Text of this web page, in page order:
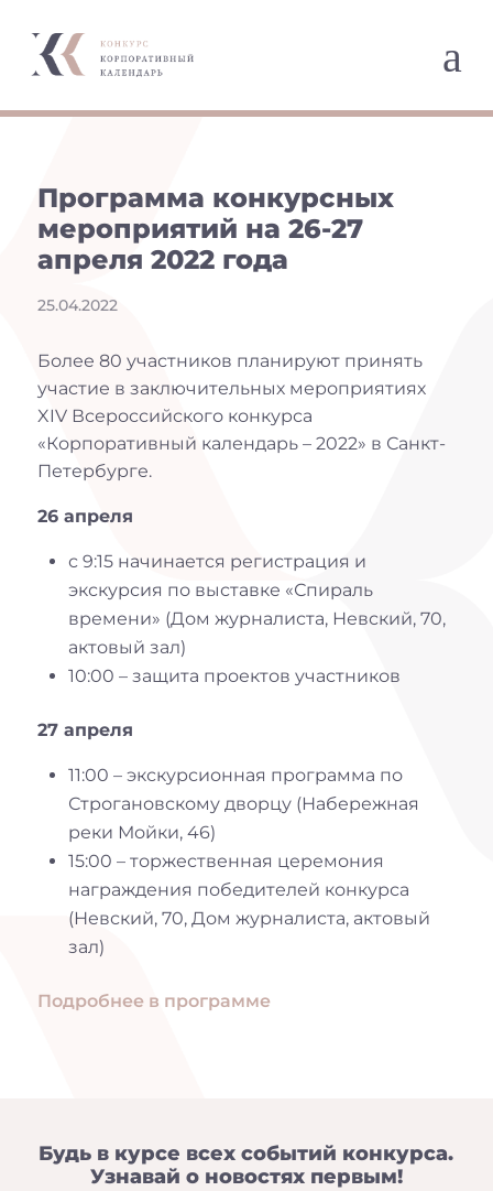
a
Программа конкурсных
мероприятий на 26-27
апреля 2022 года
25.04.2022
Более 80 участников планируют принять
участие в заключительных мероприятиях
XIV Всероссийского конкурса
«Корпоративный календарь – 2022» в Санкт-
Петербурге.
26 апреля
с 9:15 начинается регистрация и
экскурсия по выставке «Спираль
времени» (Дом журналиста, Невский, 70,
актовый зал)
10:00 – защита проектов участников
27 апреля
11:00 – экскурсионная программа по
Строгановскому дворцу (Набережная
реки Мойки, 46)
15:00 – торжественная церемония
награждения победителей конкурса
(Невский, 70, Дом журналиста, актовый
зал)
Подробнее в программе
Будь в курсе всех событий конкурса.
Узнавай о новостях первым!